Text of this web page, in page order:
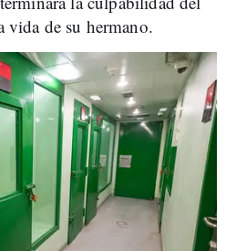
vida de su hermano.